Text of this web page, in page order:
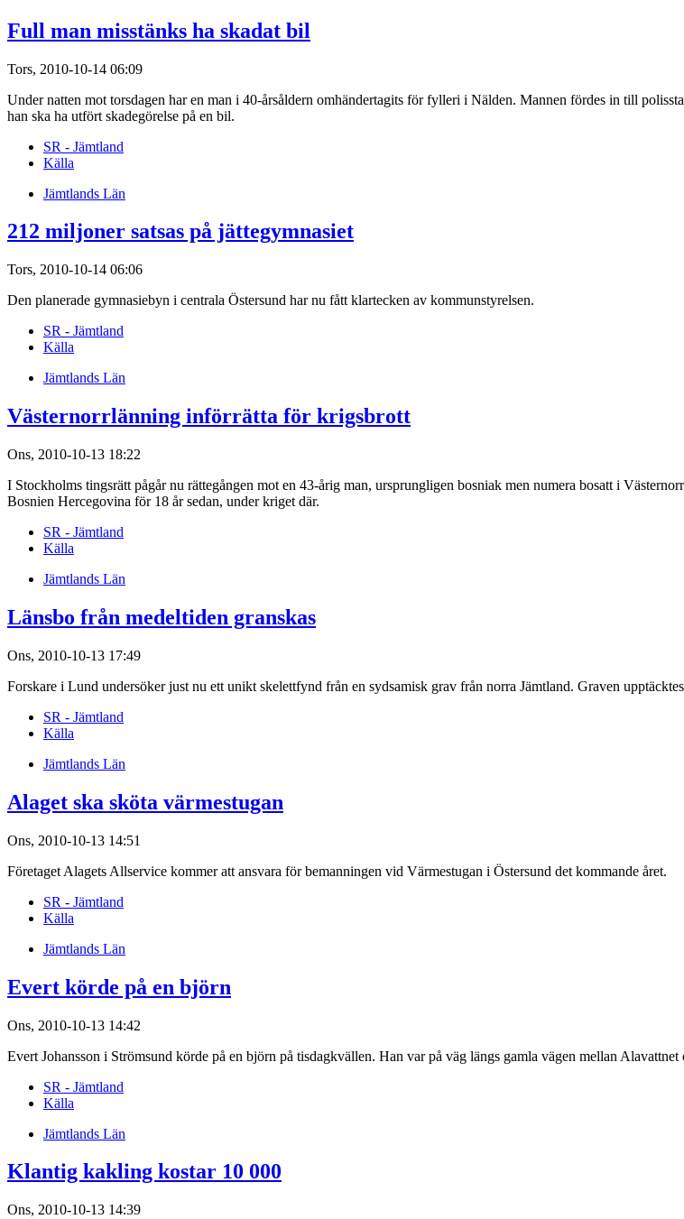
Full man misstänks ha skadat bil
Tors, 2010-10-14 06:09
Under natten mot torsdagen har en man i 40-årsåldern omhändertagits för fylleri i Nälden. Mannen fördes in till
han ska ha utfört skadegörelse på en bil.
SR - Jämtland
Källa
Jämtlands Län
212 miljoner satsas på jättegymnasiet
Tors, 2010-10-14 06:06
Den planerade gymnasiebyn i centrala Östersund har nu fått klartecken av kommunstyrelsen.
SR - Jämtland
Källa
Jämtlands Län
Västernorrlänning införrätta för krigsbrott
Ons, 2010-10-13 18:22
I Stockholms tingsrätt pågår nu rättegången mot en 43-årig man, ursprungligen bosniak men numera bosatt i
Bosnien Hercegovina för 18 år sedan, under kriget där.
SR - Jämtland
Källa
Jämtlands Län
Länsbo från medeltiden granskas
Ons, 2010-10-13 17:49
Forskare i Lund undersöker just nu ett unikt skelettfynd från en sydsamisk grav från norra Jämtland. Graven
SR - Jämtland
Källa
Jämtlands Län
Alaget ska sköta värmestugan
Ons, 2010-10-13 14:51
Företaget Alagets Allservice kommer att ansvara för bemanningen vid Värmestugan i Östersund det kommande året.
SR - Jämtland
Källa
Jämtlands Län
Evert körde på en björn
Ons, 2010-10-13 14:42
Evert Johansson i Strömsund körde på en björn på tisdagkvällen. Han var på väg längs gamla vägen mellan
SR - Jämtland
Källa
Jämtlands Län
Klantig kakling kostar 10 000
Ons, 2010-10-13 14:39